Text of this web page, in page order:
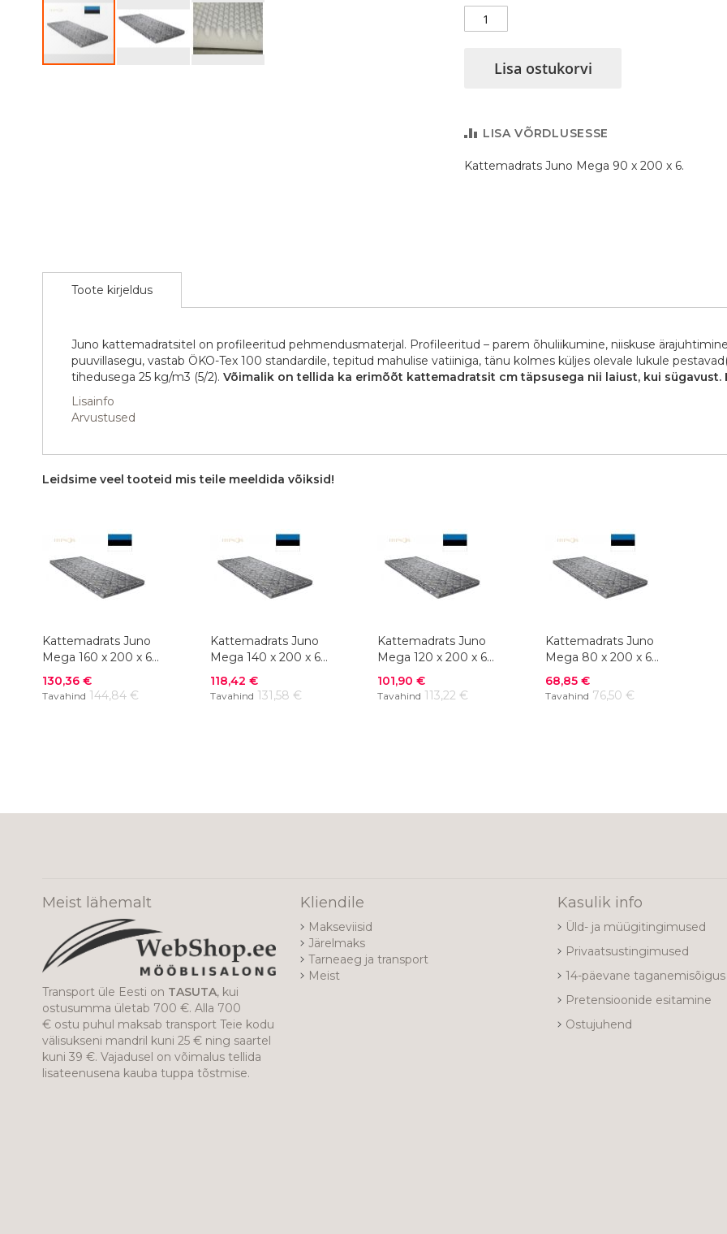
Lisa ostukorvi
LISA VÕRDLUSESSE
Kattemadrats Juno Mega 90 x 200 x 6.
Toote kirjeldus
Juno kattemadratsitel on profileeritud pehmendusmaterjal. Profileeritud – parem õhuliikumine, niiskuse
puuvillasegu, vastab ÖKO-Tex 100 standardile, tepitud mahulise vatiiniga, tänu kolmes küljes olevale lukule
tihedusega 25 kg/m3 (5/2). Võimalik on tellida ka erimõõt kattemadratsit cm täpsusega nii laiust, kui sügavust.
Lisainfo
Arvustused
Leidsime veel tooteid mis teile meeldida võiksid!
Kattemadrats Juno
Mega 160 x 200 x 6
cm
Soodushind
130,36 €
Tavahind 144,84 €
Kattemadrats Juno
Mega 140 x 200 x 6
cm
Soodushind
118,42 €
Tavahind 131,58 €
Kattemadrats Juno
Mega 120 x 200 x 6
cm
Soodushind
101,90 €
Tavahind 113,22 €
Kattemadrats Juno
Mega 80 x 200 x 6
cm
Soodushind
68,85 €
Tavahind 76,50 €
Meist lähemalt
Transport üle Eesti on TASUTA, kui
ostusumma ületab 700 €. Alla 700
€ ostu puhul maksab transport Teie kodu
välisukseni mandril kuni 25 € ning saartel
kuni 39 €. Vajadusel on võimalus tellida
lisateenusena kauba tuppa tõstmise.
Kliendile
Makseviisid
Järelmaks
Tarneaeg ja transport
Meist
Kasulik info
Üld- ja müügitingimused
Privaatsustingimused
14-päevane taganemisõigus
Pretensioonide esitamine
Ostujuhend